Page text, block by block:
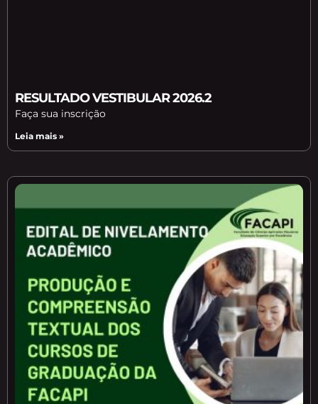
RESULTADO VESTIBULAR 2026.2
Faça sua inscrição
Leia mais »